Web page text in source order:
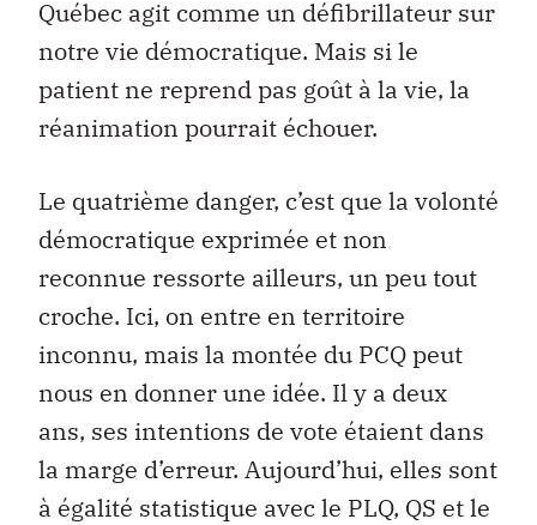
Québec agit comme un défibrillateur sur
notre vie démocratique. Mais si le
patient ne reprend pas goût à la vie, la
réanimation pourrait échouer.
Le quatrième danger, c’est que la volonté
démocratique exprimée et non
reconnue ressorte ailleurs, un peu tout
croche. Ici, on entre en territoire
inconnu, mais la montée du PCQ peut
nous en donner une idée. Il y a deux
ans, ses intentions de vote étaient dans
la marge d’erreur. Aujourd’hui, elles sont
à égalité statistique avec le PLQ, QS et le